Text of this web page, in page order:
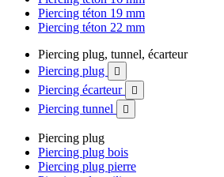
Piercing téton 19 mm
Piercing téton 22 mm
Piercing plug, tunnel, écarteur
Piercing plug

Piercing écarteur 
Piercing tunnel 
Piercing plug
Piercing plug bois
Piercing plug pierre